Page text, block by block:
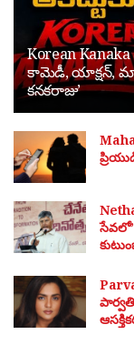
Korean
కామెడీ, యాక్షన్,
కనకరాజు’